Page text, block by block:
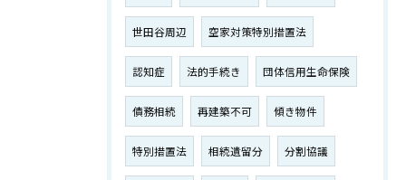
世田谷周辺 空家対策特別措置法
認知症 法的手続き 団体信用生命保険
債務相続 再建築不可 傾き物件
特別措置法 相続遺留分 分割協議